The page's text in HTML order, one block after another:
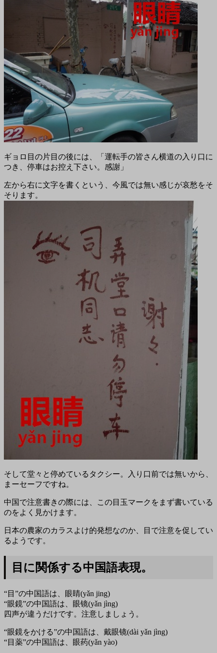
ギョロ目の片目の後には、「運転手の皆さん横道の入り口に
つき、停車はお控え下さい。感謝」
左から右に文字を書くという、今風では無い感じが哀愁をそ
そります。
そして堂々と停めているタクシー。入り口前では無いから、
まーセーフですね。
中国で注意書きの際には、この目玉マークをまず書いている
のをよく見かけます。
日本の農家のカラスよけ的発想なのか、目で注意を促してい
るようです。
目に関係する中国語表現。
“目”の中国語は、眼睛(yǎn jing)
“眼鏡”の中国語は、眼镜(yǎn jìng)
四声が違うだけです。注意しましょう。
“眼鏡をかける”の中国語は、戴眼镜(dài yǎn jìng)
“目薬”の中国語は、眼药(yǎn yào)